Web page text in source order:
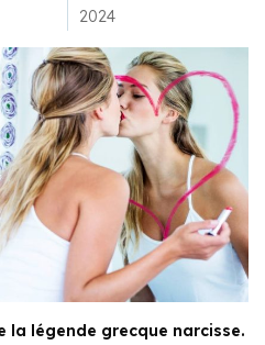
2024
la légende grecque narcisse.